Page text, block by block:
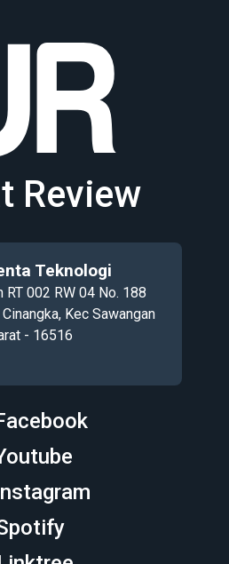
Review
Teknologi
RT 002 RW 04 No. 188
Kec Sawangan
- 16516